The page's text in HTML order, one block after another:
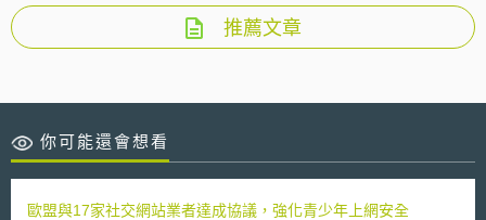
推薦文章
你可能還會想看
歐盟與17家社交網站業者達成協議，強化青少年上網安全